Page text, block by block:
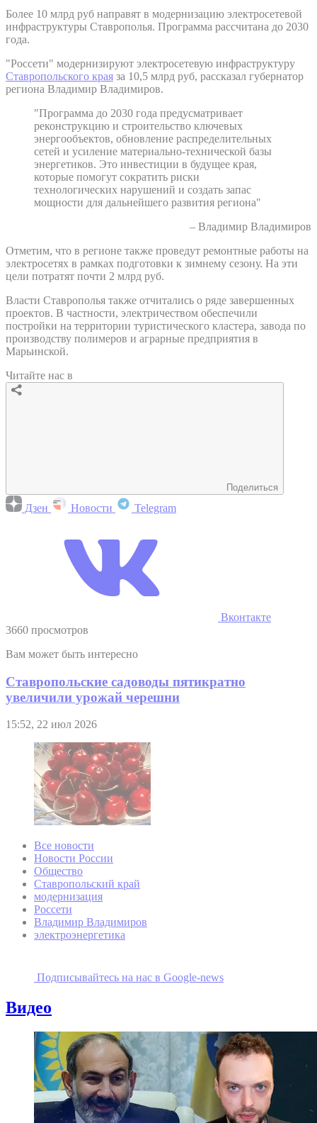
Более 10 млрд руб направят в модернизацию электросетевой
инфраструктуры Ставрополья. Программа рассчитана до 2030
года.
"Россети" модернизируют электросетевую инфраструктуру
Ставропольского края за 10,5 млрд руб, рассказал губернатор
региона Владимир Владимиров.
"Программа до 2030 года предусматривает
реконструкцию и строительство ключевых
энергообъектов, обновление распределительных
сетей и усиление материально-технической базы
энергетиков. Это инвестиции в будущее края,
которые помогут сократить риски
технологических нарушений и создать запас
мощности для дальнейшего развития региона"
– Владимир Владимиров
Отметим, что в регионе также проведут ремонтные работы на
электросетях в рамках подготовки к зимнему сезону. На эти
цели потратят почти 2 млрд руб.
Власти Ставрополья также отчитались о ряде завершенных
проектов. В частности, электричеством обеспечили
постройки на территории туристического кластера, завода по
производству полимеров и аграрные предприятия в
Марьинской.
Читайте нас в
Поделиться
Дзен Новости Telegram
Вконтакте
3660 просмотров
Вам может быть интересно
Ставропольские садоводы пятикратно
увеличили урожай черешни
15:52, 22 июл 2026
Все новости
Новости России
Общество
Ставропольский край
модернизация
Россети
Владимир Владимиров
электроэнергетика
Подписывайтесь на наc в Google-news
Видео